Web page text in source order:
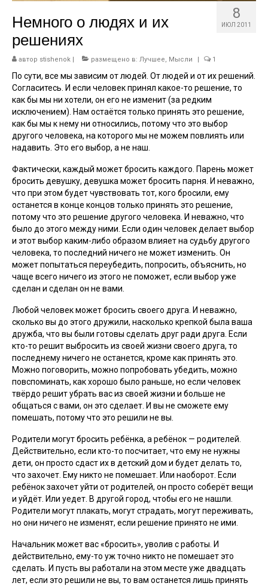
Работы
Музыка
Тесты
8
ИЮЛ 2011
Немного о людях и их
решениях
автор stishenok размещено в: Лучшее, Мысли 1
По сути, все мы зависим от людей. От людей и от их решений.
Согласитесь. И если человек принял какое-то решение, то
как бы мы ни хотели, он его не изменит (за редким
исключением). Нам остаётся только принять это решение,
как бы мы к нему ни относились, потому что это выбор
другого человека, на которого мы не можем повлиять или
надавить. Это его выбор, а не наш.
Фактически, каждый может бросить каждого. Парень может
бросить девушку, девушка может бросить парня. И неважно,
что при этом будет чувствовать тот, кого бросили, ему
останется в конце концов только принять это решение,
потому что это решение другого человека. И неважно, что
было до этого между ними. Если один человек делает выбор
и этот выбор каким-либо образом влияет на судьбу другого
человека, то последний ничего не может изменить. Он
может попытаться переубедить, попросить, объяснить, но
чаще всего ничего из этого не поможет, если выбор уже
сделан и сделан он не вами.
Любой человек может бросить своего друга. И неважно,
сколько вы до этого дружили, насколько крепкой была ваша
дружба, что вы были готовы сделать друг ради друга. Если
кто-то решит выбросить из своей жизни своего друга, то
последнему ничего не останется, кроме как принять это.
Можно поговорить, можно попробовать убедить, можно
повспоминать, как хорошо было раньше, но если человек
твёрдо решит убрать вас из своей жизни и больше не
общаться с вами, он это сделает. И вы не сможете ему
помешать, потому что это решили не вы.
Родители могут бросить ребёнка, а ребёнок — родителей.
Действительно, если кто-то посчитает, что ему не нужны
дети, он просто сдаст их в детский дом и будет делать то,
что захочет. Ему никто не помешает. Или наоборот. Если
ребёнок захочет уйти от родителей, он просто соберёт вещи
и уйдёт. Или уедет. В другой город, чтобы его не нашли.
Родители могут плакать, могут страдать, могут переживать,
но они ничего не изменят, если решение принято не ими.
Начальник может вас «бросить», уволив с работы. И
действительно, ему-то уж точно никто не помешает это
сделать. И пусть вы работали на этом месте уже двадцать
лет, если это решили не вы, то вам останется лишь принять